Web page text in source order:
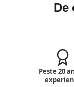
De
Peste 20